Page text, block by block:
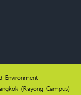
Environment
(Rayong Campus)